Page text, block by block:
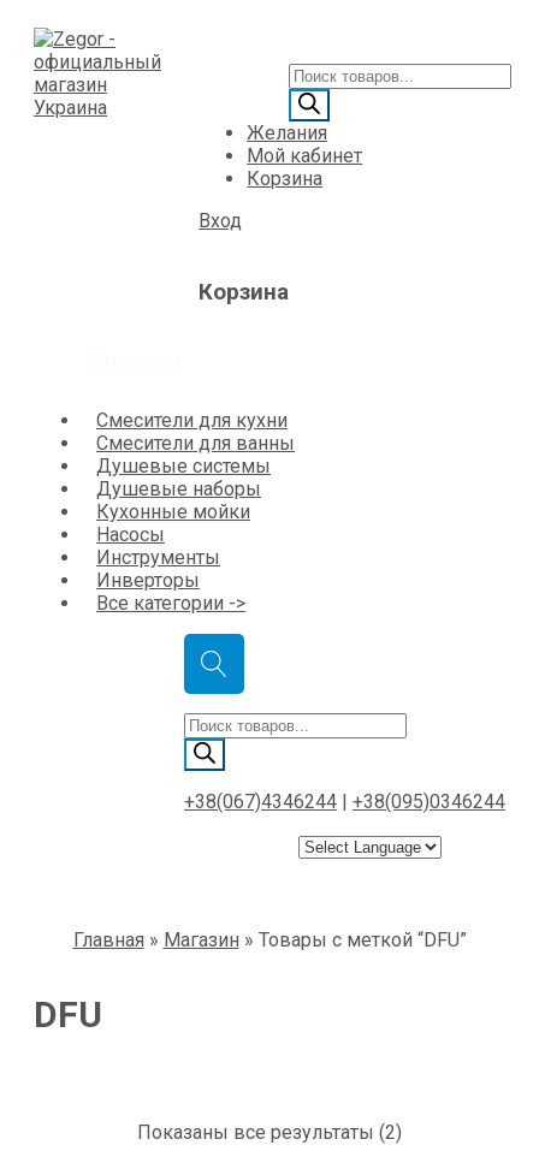
Желания
Мой кабинет
Корзина
Вход
Корзина
Смесители для кухни
Смесители для ванны
Душевые системы
Душевые наборы
Кухонные мойки
Насосы
Инструменты
Инверторы
Все категории ->
Поиск
товаров
+38(067)4346244 +38(095)0346244
Главная » Магазин » Товары с меткой “DFU”
DFU
Показаны все результаты (2)